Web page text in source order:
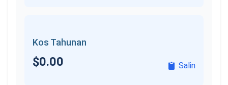
Kos Tahunan
$0.00 Salin